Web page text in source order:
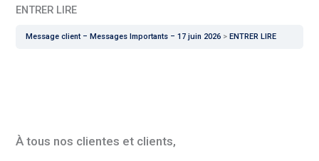
ENTRER LIRE
Message client – Messages Importants – 17 juin 2026 ENTRER LIRE
À tous nos clientes et clients,